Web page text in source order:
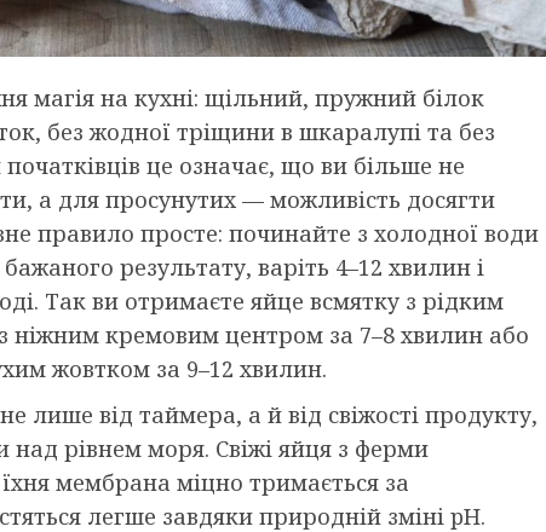
магія на кухні: щільний, пружний білок
без жодної тріщини в шкаралупі та без
це означає, що ви більше не
а для просунутих — можливість досягти
правило просте: починайте з холодної води
результату, варіть 4–12 хвилин і
Так ви отримаєте яйце всмятку з рідким
ніжним кремовим центром за 7–8 хвилин або
жовтком за 9–12 хвилин.
лише від таймера, а й від свіжості продукту,
над рівнем моря. Свіжі яйця з ферми
мембрана міцно тримається за
легше завдяки природній зміні pH.